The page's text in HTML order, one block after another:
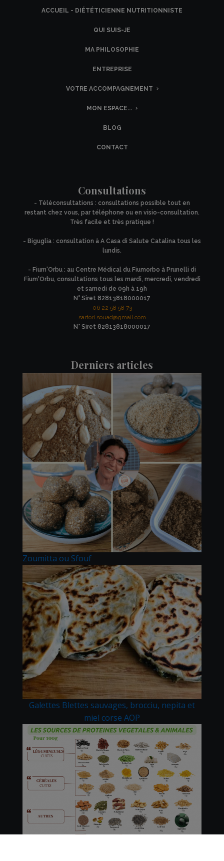
ACCUEIL - DIÉTÉTICIENNE NUTRITIONNISTE
QUI SUIS-JE
MA PHILOSOPHIE
ENTREPRISE
VOTRE ACCOMPAGNEMENT
MON ESPACE...
BLOG
CONTACT
Consultations
- Téléconsultations : consultations possible tout en
restant chez vous, par téléphone ou en visio-consultation.
Très facile et très pratique !
- Biguglia : consultation à A Casa di Salute Catalina tous les
lundis.
- Fium'Orbu : au Centre Médical du Fiumorbo à Prunelli di
Fium'Orbu, consultations tous les mardi, mercredi, vendredi
et samedi de 09h à 19h
N° Siret 82813818000017
06 22 58 58 73
sartori.souad@gmail.com
N° Siret 82813818000017
Derniers articles
Zoumitta ou Sfouf
Galettes Blettes sauvages, brocciu, nepita et
miel corse AOP